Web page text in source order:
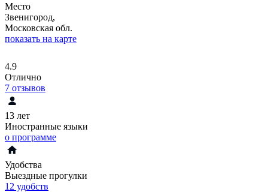
Место
Звенигород,
Московская обл.
показать на карте
4.9
Отлично
7 отзывов
13 лет
Иностранные языки
о программе
Удобства
Выездные прогулки
12 удобств